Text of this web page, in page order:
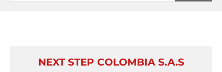
NEXT STEP COLOMBIA S.A.S